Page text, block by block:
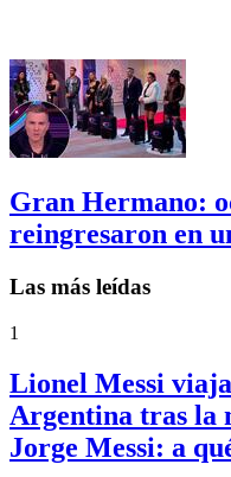
Gran Hermano:
reingresaron en
Las más leídas
1
Lionel Messi
Argentina tras la
Jorge Messi: a